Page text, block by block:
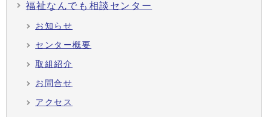
福祉なんでも相談センター
お知らせ
センター概要
取組紹介
お問合せ
アクセス